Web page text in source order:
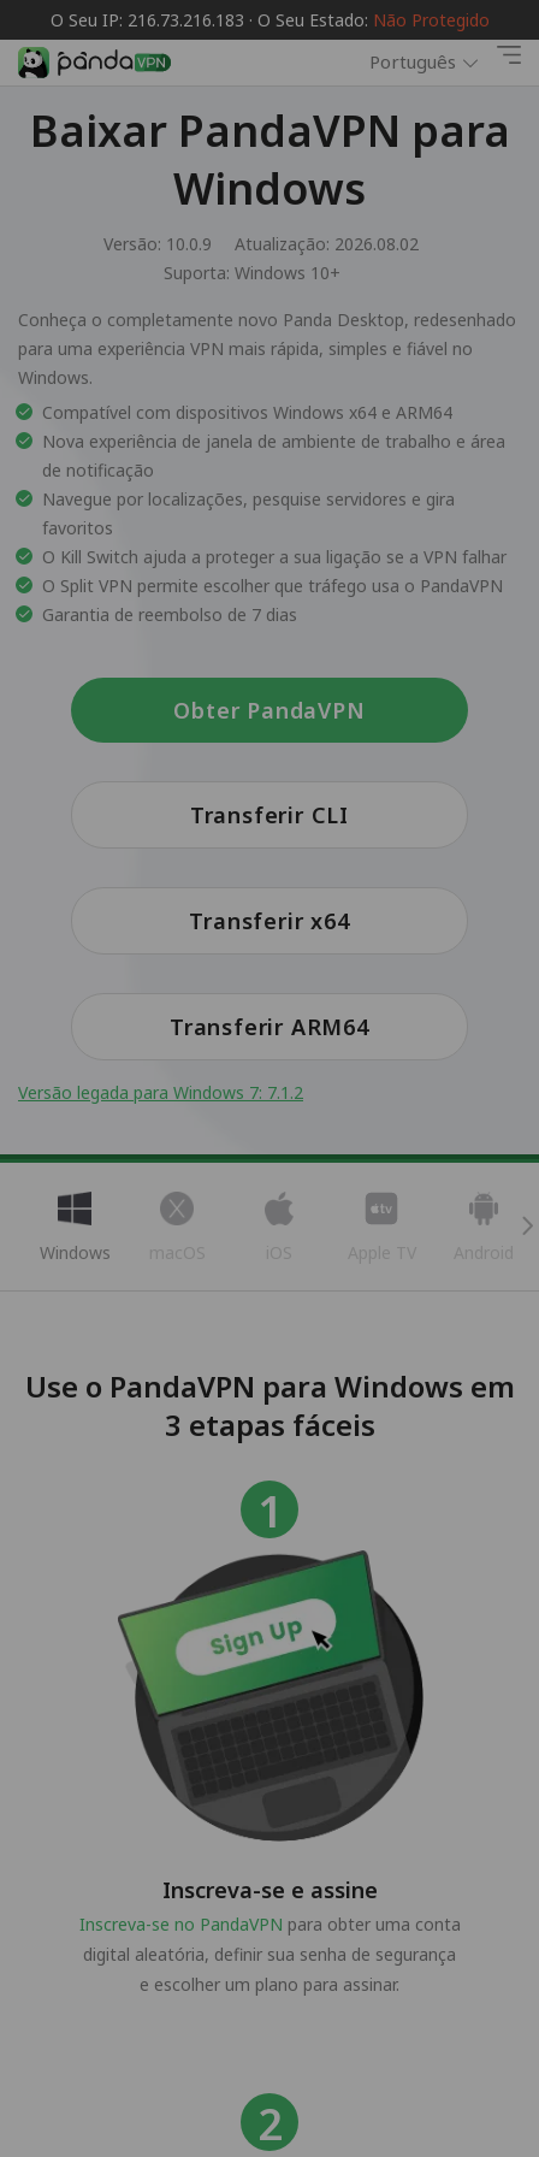
O Seu IP: 216.73.216.183 · O Seu Estado: Não Protegido
Português
Baixar PandaVPN para
Windows
Versão: 10.0.9
Atualização: 2026.08.02
Suporta: Windows 10+
Conheça o completamente novo Panda Desktop, redesenhado
para uma experiência VPN mais rápida, simples e fiável no
Windows.
Compatível com dispositivos Windows x64 e ARM64
Nova experiência de janela de ambiente de trabalho e área
de notificação
Navegue por localizações, pesquise servidores e gira
favoritos
O Kill Switch ajuda a proteger a sua ligação se a VPN falhar
O Split VPN permite escolher que tráfego usa o PandaVPN
Garantia de reembolso de 7 dias
Obter PandaVPN
Transferir CLI
Transferir x64
Transferir ARM64
Versão legada para Windows 7: 7.1.2
Windows macOS iOS Apple TV Android
Use o PandaVPN para Windows em
3 etapas fáceis
Inscreva-se e assine
Inscreva-se no PandaVPN para obter uma conta
digital aleatória, definir sua senha de segurança
e escolher um plano para assinar.